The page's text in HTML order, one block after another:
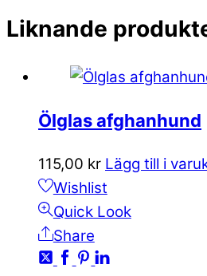
Liknande
Ölglas afghanhund
115,00 kr Lägg till i
Wishlist
Quick Look
Share